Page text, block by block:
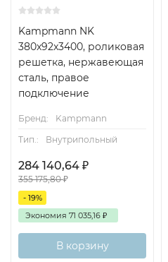
Kampmann NK
380x92x3400, роликовая
решетка, нержавеющая
сталь, правое
подключение
Бренд:
Kampmann
Тип.:
Внутрипольный
284 140,64 ₽
355 175,80₽
- 19%
Экономия 71 035,16 ₽
В корзину